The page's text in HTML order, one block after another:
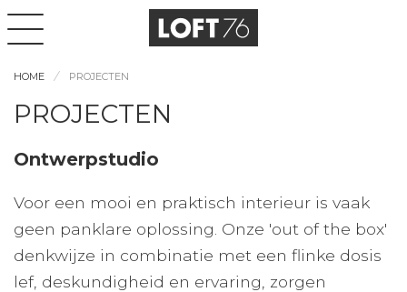
HOME PROJECTEN
PROJECTEN
Ontwerpstudio
Voor een mooi en praktisch interieur is vaak
geen panklare oplossing. Onze 'out of the box'
denkwijze in combinatie met een flinke dosis
lef, deskundigheid en ervaring, zorgen